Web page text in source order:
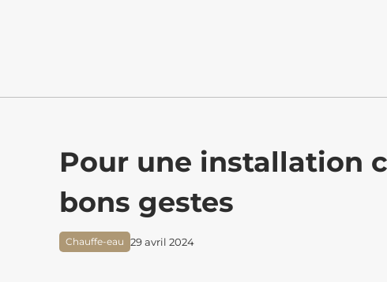
Pour une installation
bons gestes
Chauffe-eau 29 avril 2024